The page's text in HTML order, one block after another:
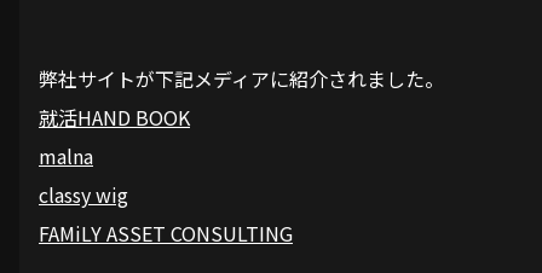
弊社サイトが下記メディアに紹介されました。
就活HAND BOOK
malna
classy wig
FAMiLY ASSET CONSULTING